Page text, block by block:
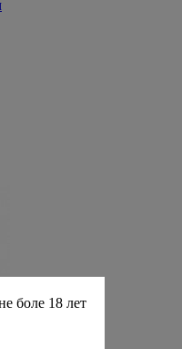
боле 18 лет